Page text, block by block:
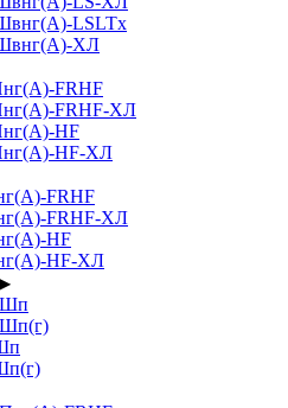
LSLTx
ХЛ
FRHF
FRHF-ХЛ
HF
HF-ХЛ
FRHF
FRHF-ХЛ
HF
HF-ХЛ